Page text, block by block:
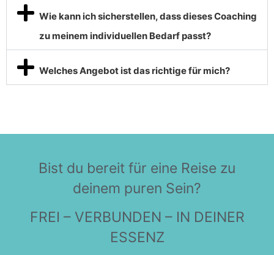
Wie kann ich sicherstellen, dass dieses Coaching
zu meinem individuellen Bedarf passt?
Welches Angebot ist das richtige für mich?
Bist du bereit für eine Reise zu
deinem puren Sein?
FREI – VERBUNDEN – IN DEINER
ESSENZ